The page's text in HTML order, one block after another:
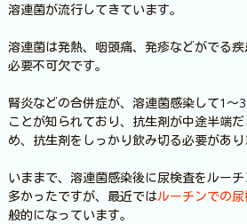
溶連菌が流行してきています。
溶連菌は発熱、咽頭痛、発疹などがでる
必要不可欠です。
腎炎などの合併症が、溶連菌感染して1～
ことが知られており、抗生剤が中途半端
め、抗生剤をしっかり飲み切る必要があり
いままで、溶連菌感染後に尿検査をルー
多かったですが、最近ではルーチンでの
般的になっています。